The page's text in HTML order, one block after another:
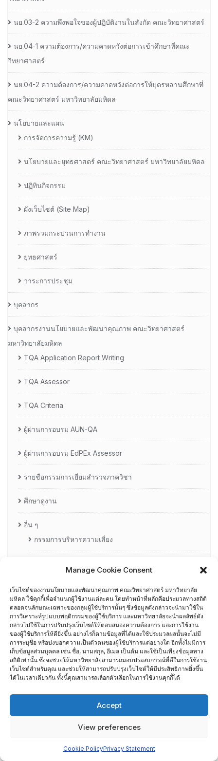
Manage Cookie Consent
เว็บไซต์ของงานนโยบายและพัฒนาคุณภาพ คณะวิทยาศาสตร์ มหาวิทยาลัย
มหิดล ใช้คุกกี้เพื่อจำแนกผู้ใช้งานแต่ละคน โดยทำหน้าที่หลักคือประมวลทางสถิติ
ตลอดจนลักษณะเฉพาะของกลุ่มผู้ใช้บริการนั้นๆ ซึ่งข้อมูลดังกล่าวจะนำมาใช้ใน
การวิเคราะห์รูปแบบพฤติกรรมของผู้ใช้บริการ และมหาวิทยาลัยจะนำผลลัพธ์ดัง
กล่าวไปใช้ในการปรับปรุงเว็บไซต์ให้ตอบสนองความต้องการ และการใช้งาน
ของผู้ใช้บริการให้ดียิ่งขึ้น อย่างไรก็ตามข้อมูลที่ได้และใช้ประมวลผลนั้นจะไม่มี
การระบุชื่อ หรือบ่งบอกความเป็นตัวตนของผู้ใช้บริการแต่อย่างใด อีกทั้งไม่มีการ
เก็บข้อมูลส่วนบุคคล เช่น ชื่อ, นามสกุล, อีเมล เป็นต้น และใช้เป็นเพียงข้อมูลทาง
สถิติเท่านั้น ซึ่งจะช่วยให้มหาวิทยาลัยสามารถมอบประสบการณ์ที่ดีในการใช้งาน
เว็บไซต์สำหรับคุณ และช่วยให้สามารถปรับปรุงเว็บไซต์ให้มีประสิทธิภาพยิ่งขึ้น
ได้ในเวลาเดียวกัน ทั้งนี้คุณสามารถเลือกตัวเลือกในการใช้งานคุกกี้ได้
Accept
View preferences
Cookie PolicyPrivacy Statement
นย.03-2 ความพึงพอใจของผู้ปฏิบัติงานในสังกัด คณะวิทยาศาสตร์
นย.04-1 ความต้องการ/ความคาดหวังต่อการเข้าศึกษาที่คณะ
วิทยาศาสตร์
นย.04-2 ความต้องการ/ความคาดหวังต่อการให้บุตรหลานศึกษาที่
คณะวิทยาศาสตร์ มหาวิทยาลัยมหิดล
นโยบายและแผน
การจัดการความรู้ (KM)
นโยบายและยุทธศาสตร์ คณะวิทยาศาสตร์ มหาวิทยาลัยมหิดล
ปฏิทินกิจกรรม
ผังเว็บไซต์ (Site Map)
ภาพรวมกระบวนการทำงาน
ยุทธศาสตร์
วาระการประชุม
บุคลากร
บุคลากรงานนโยบายและพัฒนาคุณภาพ คณะวิทยาศาสตร์
มหาวิทยาลัยมหิดล
TQA Application Report Writing
TQA Assessor
TQA Criteria
ผู้ผ่านการอบรม AUN-QA
ผู้ผ่านการอบรม EdPEx Assessor
รายชื่อกรรมการเยี่ยมสำรวจภาควิชา
ศึกษาดูงาน
อื่น ๆ
กรรมการบริหารความเสี่ยง
คณะกรรมการรับเรื่องร้องเรียน
คณะผู้บริหารคณะวิทยาศาสตร์ ที่ผ่านการอบรมด้านพัฒนา
คุณภาพ
คณะผู้บริหารคณะวิทยาศาสตร์ ปี 2558- 2562
ผู้ตรวจประเมิน MUQD
ผู้บริหาร
ประกันคุณภาพภายนอก